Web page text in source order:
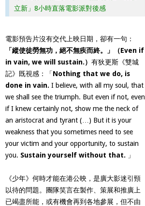
立新」8小時直落電影派對後感
電影預告片沒有交代上映日期，卻有一句：
「縱使徒勞無功，絕不無疾而終。 」（Even if
in vain, we will sustain.）有狄更斯《雙城
記》既視感：「Nothing that we do, is
done in vain. I believe, with all my soul, that
we shall see the triumph. But even if not, even
if I knew certainly not, show me the neck of
an aristocrat and tyrant (…) But it is your
weakness that you sometimes need to see
your victim and your opportunity, to sustain
you. Sustain yourself without that. 」
《少年》何時才能在港公映，是廣大影迷引頸
以待的問題。團隊笑言在製作、策展和推廣上
已竭盡所能，或有機會再到各地參展，但不由